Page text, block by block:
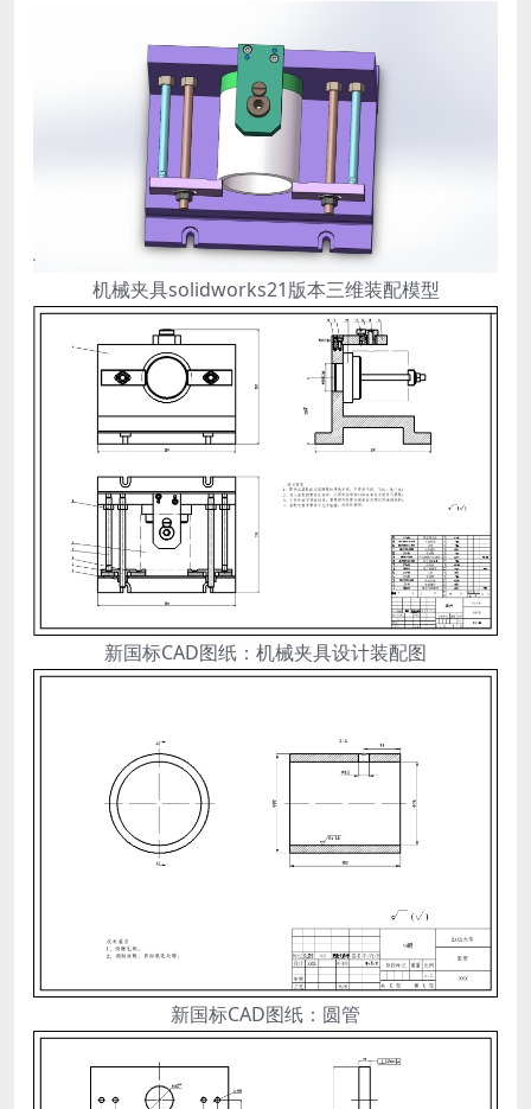
机械夹具solidworks21版本三维装配模型
新国标CAD图纸：机械夹具设计装配图
新国标CAD图纸：圆管